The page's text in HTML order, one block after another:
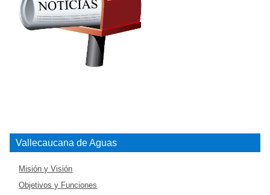
Vallecaucana de Aguas
Misión y Visión
Objetivos y Funciones